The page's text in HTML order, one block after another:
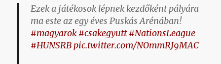
Ezek a játékosok lépnek kezdőként pályára
ma este az egy éves Puskás Arénában!
#magyarok #csakegyutt #NationsLeague
#HUNSRB pic.twitter.com/NOmmRJ9MAC